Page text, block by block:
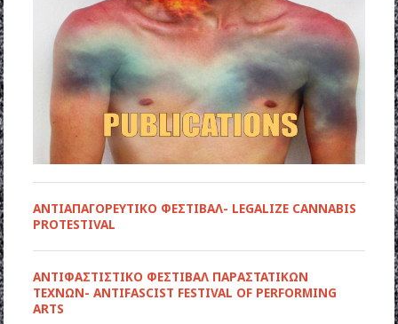
ΑΝΤΙΑΠΑΓΟΡΕΥΤΙΚΟ ΦΕΣΤΙΒΑΛ- LEGALIZE CANNABIS
PROTESTIVAL
ANTIΦΑΣΤΙΣΤΙΚΟ ΦΕΣΤΙΒΑΛ ΠΑΡΑΣΤΑΤΙΚΩΝ
ΤΕΧΝΩΝ- ANTIFASCIST FESTIVAL OF PERFORMING
ARTS